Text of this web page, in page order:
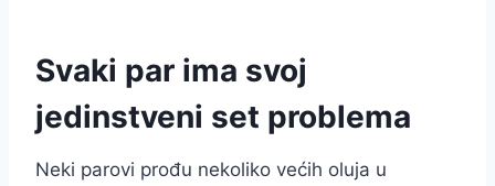
Svaki par ima svoj
jedinstveni set problema
Neki parovi prođu nekoliko većih oluja u